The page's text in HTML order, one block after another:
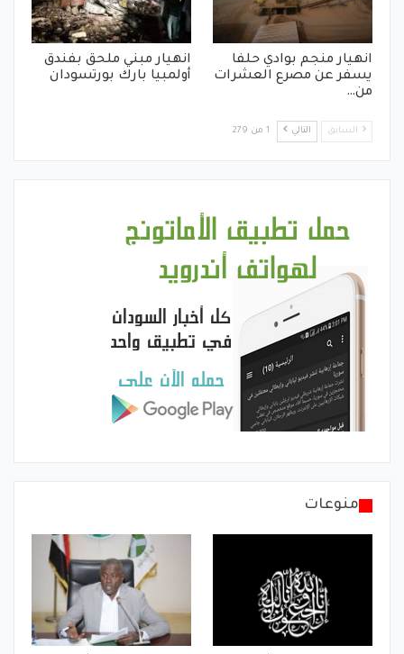
انهيار منجم بوادي حلفا
يسفر عن مصرع العشرات
من…
انهيار مبني ملحق بفندق
أولمبيا بارك بورتسودان
السابق التالي 1 من 279
منوعات